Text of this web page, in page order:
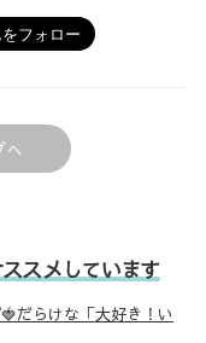
へ
スメしています
だらけな「大好き！い